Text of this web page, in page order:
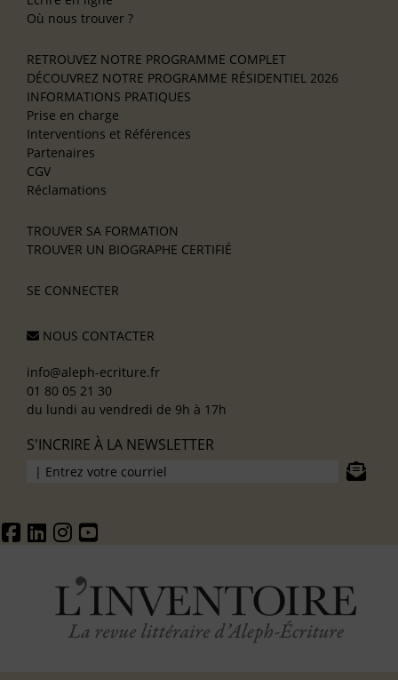
Où nous trouver ?
RETROUVEZ NOTRE PROGRAMME COMPLET
DÉCOUVREZ NOTRE PROGRAMME RÉSIDENTIEL 2026
INFORMATIONS PRATIQUES
Prise en charge
Interventions et Références
Partenaires
CGV
Réclamations
TROUVER SA FORMATION
TROUVER UN BIOGRAPHE CERTIFIÉ
SE CONNECTER
NOUS CONTACTER
info@aleph-ecriture.fr
01 80 05 21 30
du lundi au vendredi de 9h à 17h
S'INCRIRE À LA NEWSLETTER